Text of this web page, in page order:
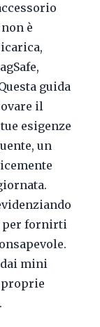
è
guida
il
esigenze
un
per fornirti
mini